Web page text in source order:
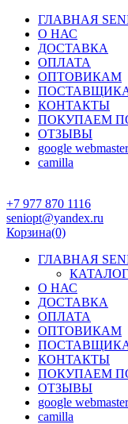
ГЛАВНАЯ
О НАС
ДОСТАВКА
ОПЛАТА
ОПТОВИКАМ
КОНТАКТЫ
ПОКУПАЕМ
ОТЗЫВЫ
google webmaster
camilla
+7 977 870 1116
seniopt@yandex.ru
Корзина(0)
ГЛАВНАЯ
КАТАЛОГ
О НАС
ДОСТАВКА
ОПЛАТА
ОПТОВИКАМ
КОНТАКТЫ
ПОКУПАЕМ
ОТЗЫВЫ
google webmaster
camilla